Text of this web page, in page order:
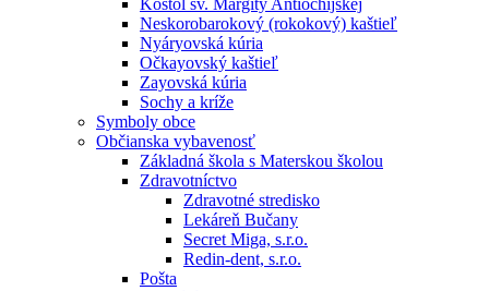
Kostol sv. Margity Antiochijskej
Neskorobarokový (rokokový) kaštieľ
Nyáryovská kúria
Očkayovský kaštieľ
Zayovská kúria
Sochy a kríže
Symboly obce
Občianska vybavenosť
Základná škola s Materskou školou
Zdravotníctvo
Zdravotné stredisko
Lekáreň Bučany
Secret Miga, s.r.o.
Redin-dent, s.r.o.
Pošta